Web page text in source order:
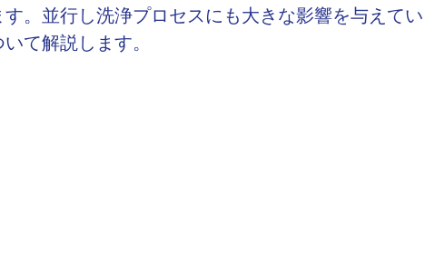
。並行し洗浄プロセスにも大きな影響を与えて
て解説します。